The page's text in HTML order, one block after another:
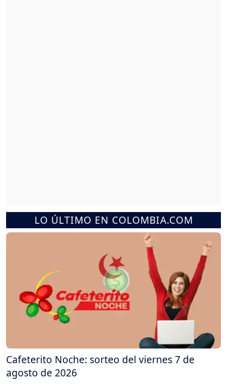
LO ÚLTIMO EN COLOMBIA.COM
Cafeterito Noche: sorteo del viernes 7 de
agosto de 2026